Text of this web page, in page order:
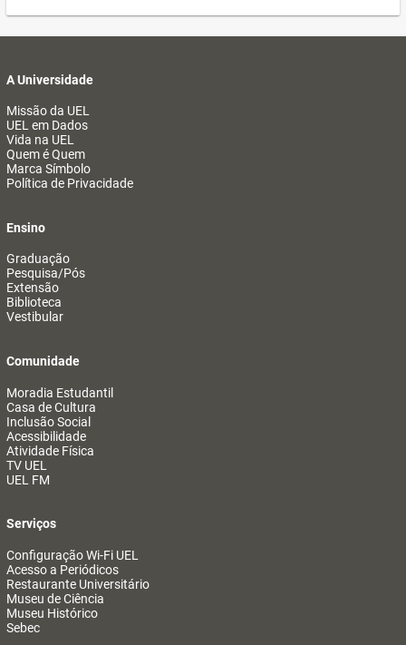
A Universidade
Missão da UEL
UEL em Dados
Vida na UEL
Quem é Quem
Marca Símbolo
Política de Privacidade
Ensino
Graduação
Pesquisa/Pós
Extensão
Biblioteca
Vestibular
Comunidade
Moradia Estudantil
Casa de Cultura
Inclusão Social
Acessibilidade
Atividade Física
TV UEL
UEL FM
Serviços
Configuração Wi-Fi UEL
Acesso a Periódicos
Restaurante Universitário
Museu de Ciência
Museu Histórico
Sebec